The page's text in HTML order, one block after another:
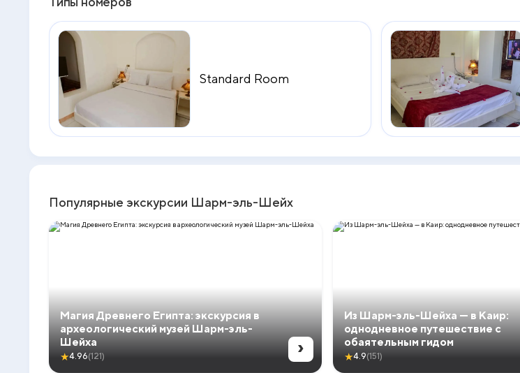
Standard Room
Популярные экскурсии Шарм-эль-Шейх
Магия Древнего Египта: экскурсия в
археологический музей Шарм-эль-
Шейха
★4.96(121) ›
Из Шарм-эль-Шейха — в Каир:
однодневное путешествие с
обаятельным гидом
★4.9(151)